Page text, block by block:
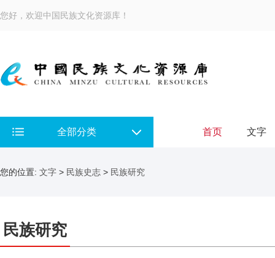
您好，欢迎中国民族文化资源库！
全部分类 首页 文字
您的位置: 文字 > 民族史志 > 民族研究
民族研究